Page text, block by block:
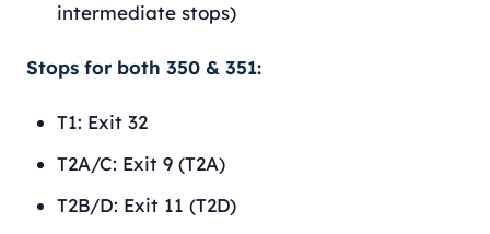
intermediate stops)
Stops for both 350 & 351:
T1: Exit 32
T2A/C: Exit 9 (T2A)
T2B/D: Exit 11 (T2D)